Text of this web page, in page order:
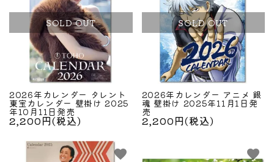
SOLD OUT
2026年カレンダー タレント
東宝カレンダー 壁掛け 2025
年10月11日発売
2,200円(税込)
SOLD OUT
2026年カレンダー アニメ 銀
魂 壁掛け 2025年11月1日発
売
2,200円(税込)
favorite favorite